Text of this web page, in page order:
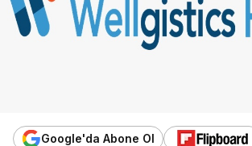
Google'da Abone Ol